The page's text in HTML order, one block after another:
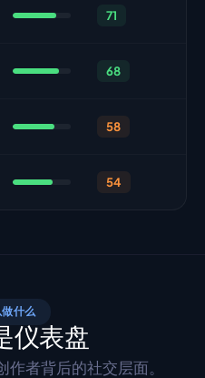
71
68
58
54
什么
仪表盘
者背后的社交层面。